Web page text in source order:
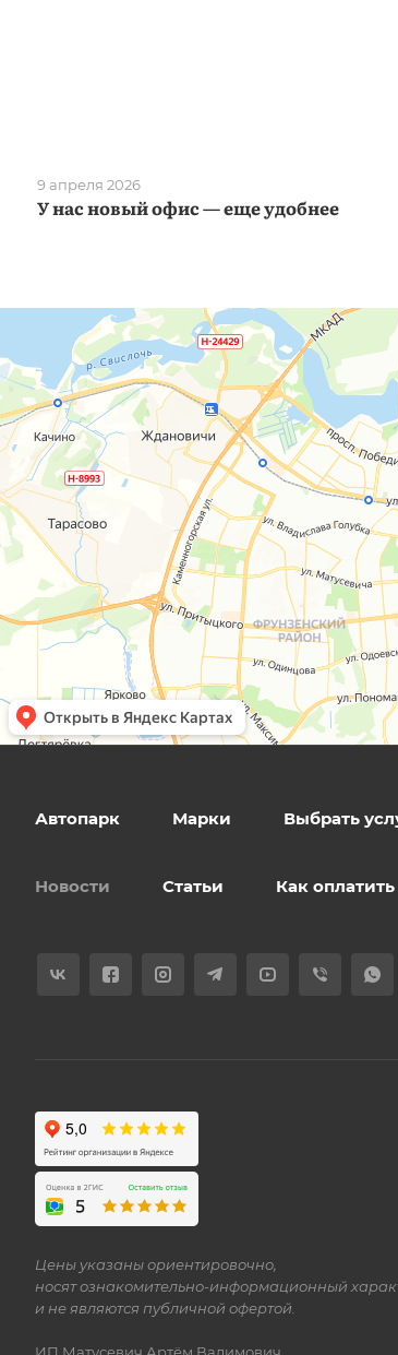
У нас новый офис — еще удобнее
9 апреля 2026
Автопарк Марки Выбрать
Новости Статьи Как
Цены указаны ориентировочно,
носят ознакомительно-информационный
и не являются публичной офертой.